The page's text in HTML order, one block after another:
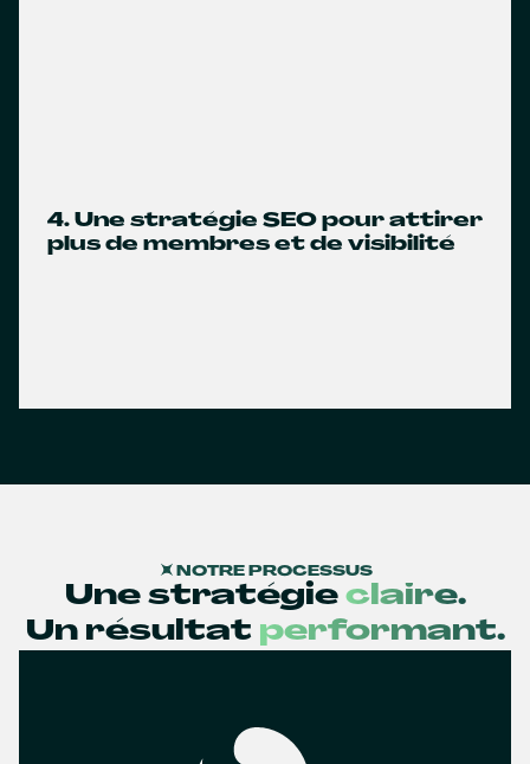
4. Une stratégie SEO pour attirer
plus de membres et de visibilité
NOTRE PROCESSUS
Une stratégie claire.
Un résultat performant.